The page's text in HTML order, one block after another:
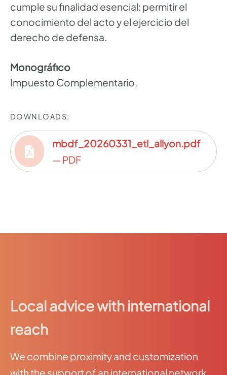
cumple su finalidad esencial: permitir el
conocimiento del acto y el ejercicio del
derecho de defensa.
Monográfico
Impuesto Complementario.
DOWNLOADS:
mbdf_20260331_etl_allyon.pdf
— PDF
Local advice with international
reach
We combine proximity and customization
with the support of an international network